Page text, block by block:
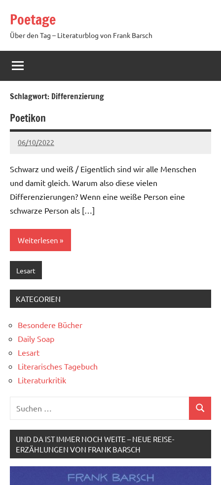
Inhalt
springen
Poetage
Über den Tag – Literaturblog von Frank Barsch
Schlagwort: Differenzierung
Poetikon
06/10/2022
Ria
2 Kommentare
Schwarz und weiß / Eigentlich sind wir alle Menschen
und damit gleich. Warum also diese vielen
Differenzierungen? Wenn eine weiße Person eine
schwarze Person als […]
Weiterlesen
Lesart
KATEGORIEN
Besondere Bücher
Daily Soap
Lesart
Literarisches Tagebuch
Literaturkritik
Suchen
UND DA IST IMMER NOCH WEITE – NEUE REISE-
ERZÄHLUNGEN VON FRANK BARSCH